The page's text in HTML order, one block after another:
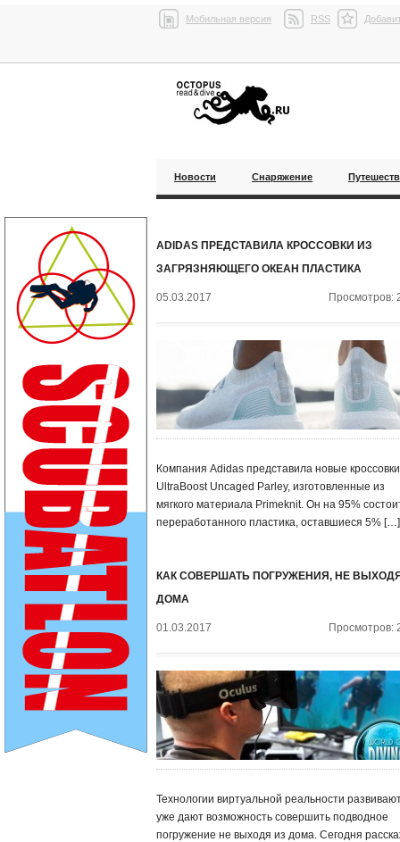
Мобильная версия RSS
Новости Снаряжение
ADIDAS ПРЕДСТАВИЛА КРОССОВКИ ИЗ
ЗАГРЯЗНЯЮЩЕГО ОКЕАН ПЛАСТИКА
05.03.2017 Просмотров:
Компания Adidas представила новые кроссовки
UltraBoost Uncaged Parley, изготовленные из
мягкого материала Primeknit. Он на 95%
переработанного пластика, оставшиеся 5% […]
КАК СОВЕРШАТЬ ПОГРУЖЕНИЯ, НЕ
ДОМА
01.03.2017 Просмотров:
Технологии виртуальной реальности
уже дают возможность совершить подводное
погружение не выходя из дома. Сегодня